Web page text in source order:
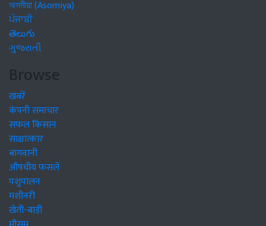
অসমীয়া (Asomiya)
ਪੰਜਾਬੀ
తెలుగు
ગુજરાતી
Browse
खबरें
कंपनी समाचार
सफल किसान
साक्षात्कार
बागवानी
औषधीय फसलें
पशुपालन
मशीनरी
खेती-बाड़ी